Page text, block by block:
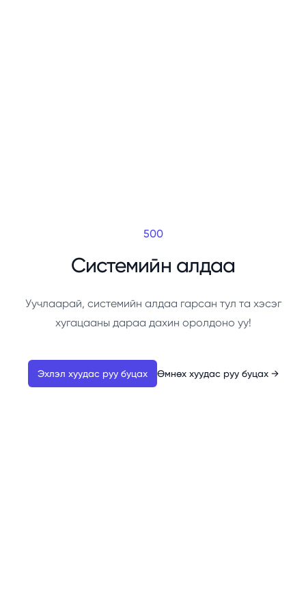
500
Системийн алдаа
Уучлаарай, системийн алдаа гарсан тул та хэсэг
хугацааны дараа дахин оролдоно уу!
Эхлэл хуудас руу буцах Өмнөх хуудас руу буцах →